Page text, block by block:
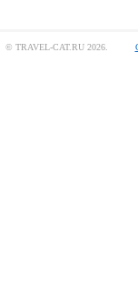
© TRAVEL-CAT.RU 2026.